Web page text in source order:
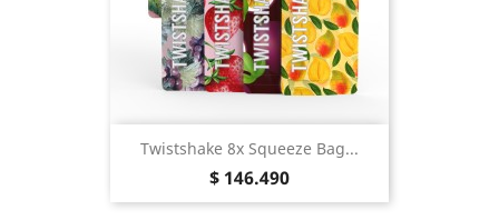
Twistshake 8x Squeeze Bag...
Precio
$ 146.490